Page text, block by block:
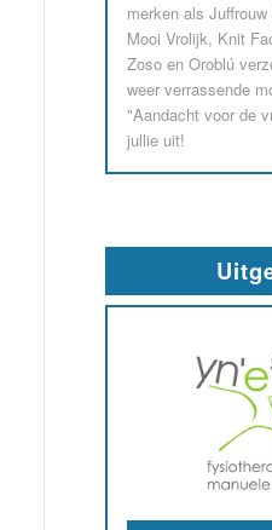
merken als
Mooi Vrolijk, Knit
Zoso en Oroblú
weer verrassende
"Aandacht voor de
jullie uit!